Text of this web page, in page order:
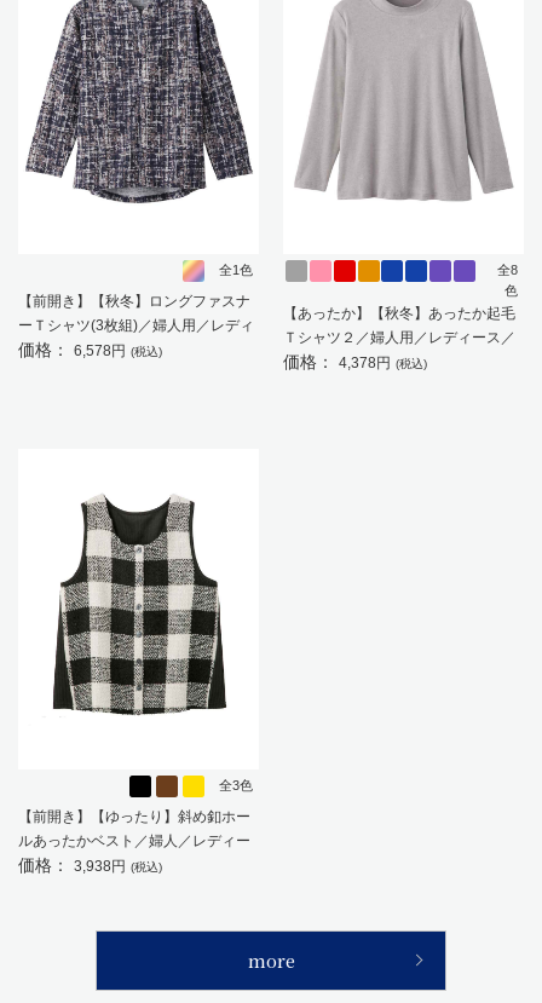
全1色
【前開き】【秋冬】ロングファスナ
ーＴシャツ(3枚組)／婦人用／レディ
ース／高齢者／シニア／名前記入欄
価格： 6,578円 (税込)
全8
色
【あったか】【秋冬】あったか起毛
Ｔシャツ２／婦人用／レディース／
高齢者／シニア／ゆったり／名前が
価格： 4,378円 (税込)
全3色
【前開き】【ゆったり】斜め釦ホー
ルあったかベスト／婦人／レディー
ス／高齢者／シニア／ゆったりアー
価格： 3,938円 (税込)
more